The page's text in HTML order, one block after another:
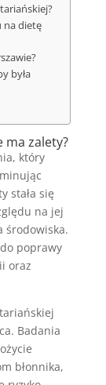
na dietę
była
ma zalety?
który
stała się
na jej
środowiska.
poprawy
oraz
Badania
błonnika,